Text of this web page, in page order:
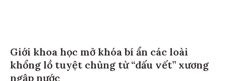
Giới khoa học mở khóa bí ẩn các loài
khổng lồ tuyệt chủng từ “dấu vết” xương